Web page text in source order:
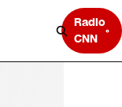
Radio
CNN